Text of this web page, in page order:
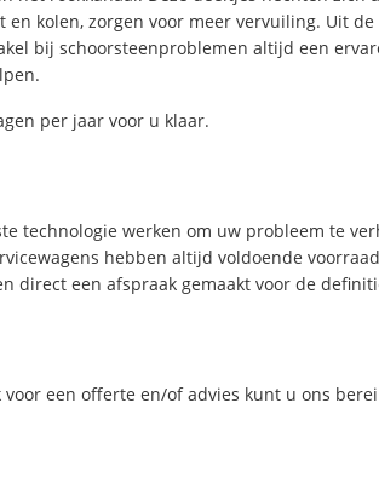
kolen, zorgen voor meer vervuiling. Uit
bij schoorsteenproblemen altijd een
per jaar voor u klaar.
technologie werken om uw probleem te
hebben altijd voldoende
direct een afspraak gemaakt voor de
een offerte en/of advies kunt u ons